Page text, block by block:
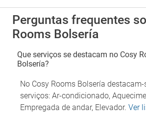
Perguntas frequentes
Rooms Bolsería
Que serviços se destacam no Cosy
Bolsería?
No Cosy Rooms Bolsería
serviços: Ar-condicionado,
Empregada de andar, Elevador. Ver